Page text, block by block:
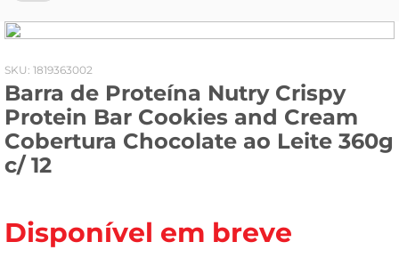
: 1819363002
Barra de Proteína Nutry Crispy
Protein Bar Cookies and Cream
Cobertura Chocolate ao Leite 360g
c/ 12
Disponível em breve
fogao
café
cerveja
frango
leite pó